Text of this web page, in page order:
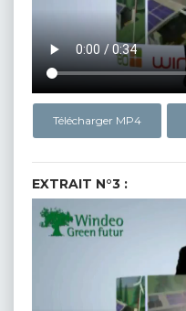
Télécharger MP4
EXTRAIT N°3 :